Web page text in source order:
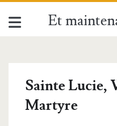
Et
Sainte Lucie,
Martyre